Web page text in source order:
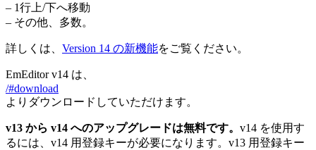
– 1行上/下へ移動
– その他、多数。
詳しくは、 Version 14 の新機能をご覧ください。
EmEditor v14 は、
/#download
よりダウンロードしていただけます。
v13 から v14 へのアップグレードは無料です。 v14 を使用す
るには、v14 用登録キーが必要になります。v13 用登録キー